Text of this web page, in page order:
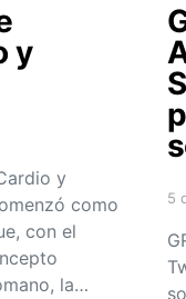
y
y
como
con el
la…
5